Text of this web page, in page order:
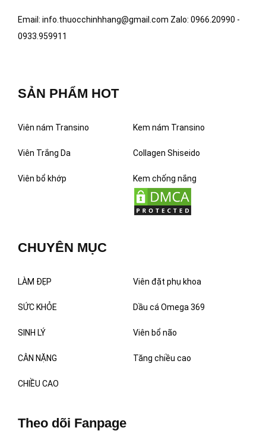
Email: info.thuocchinhhang@gmail.com Zalo: 0966.20990 -
0933.959911
SẢN PHẨM HOT
Viên nám Transino Kem nám Transino
Viên Trắng Da Collagen Shiseido
Viên bổ khớp Kem chống nắng
CHUYÊN MỤC
LÀM ĐẸP Viên đặt phụ khoa
SỨC KHỎE Dầu cá Omega 369
SINH LÝ Viên bổ não
CÂN NẶNG Tăng chiều cao
CHIỀU CAO
Theo dõi Fanpage